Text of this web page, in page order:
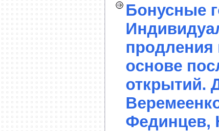
Бонусные
продления
основе
открытий.
Фединцев,